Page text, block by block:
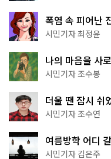
폭염 속 피어난
무 명소
시민기자 최정윤
나의 마음을 사
상작 공개!
시민기자 조수봉
더울 땐 잠시 쉬
·무더위쉼터까지
시민기자 조수연
여름방학 어디
추천
시민기자 김은주